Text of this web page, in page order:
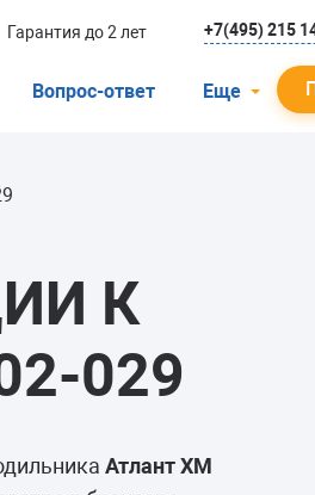
Гарантия до 2 лет +7(495) 215
Вопрос-ответ Еще
К
029
Атлант ХМ